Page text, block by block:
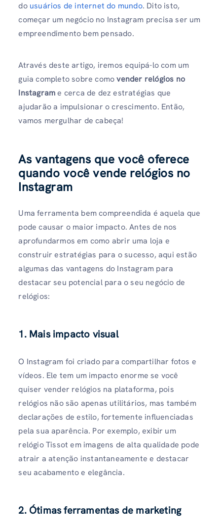
do usuários de internet do mundo. Dito isto,
começar um negócio no Instagram precisa ser um
empreendimento bem pensado.
Através deste artigo, iremos equipá-lo com um
guia completo sobre comovender relógios no
Instagrame cerca de dez estratégias que
ajudarão a impulsionar o crescimento. Então,
vamos mergulhar de cabeça!
As vantagens que você oferece
quando você vende relógios no
Instagram
Uma ferramenta bem compreendida é aquela que
pode causar o maior impacto. Antes de nos
aprofundarmos em como abrir uma loja e
construir estratégias para o sucesso, aqui estão
algumas das vantagens do Instagram para
destacar seu potencial para o seu negócio de
relógios:
1. Mais impacto visual
O Instagram foi criado para compartilhar fotos e
vídeos. Ele tem um impacto enorme se você
quiser vender relógios na plataforma, pois
relógios não são apenas utilitários, mas também
declarações de estilo, fortemente influenciadas
pela sua aparência. Por exemplo, exibir um
relógio Tissot em imagens de alta qualidade pode
atrair a atenção instantaneamente e destacar
seu acabamento e elegância.
2. Ótimas ferramentas de marketing